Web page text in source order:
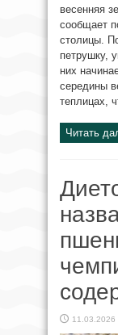
весенняя
сообщает
столицы.
петрушку,
них
середины
теплицах,
Читать
11.03.2026